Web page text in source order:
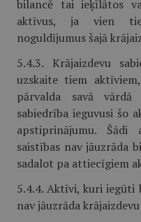
bilancē tai ieķīlātos
aktīvus, ja vien
noguldījumus šajā
5.4.3. Krājaizdevu
uzskaite tiem
pārvalda savā
sabiedrība ieguvusi šo
apstiprinājumu.
saistības nav jāuzrāda
sadalot pa attiecīgiem
5.4.4. Aktīvi, kuri iegūti
nav jāuzrāda